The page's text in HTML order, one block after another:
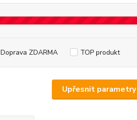
Upřesnit parametry
Doprava ZDARMA TOP produkt